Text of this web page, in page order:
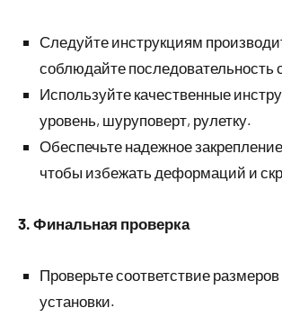
Следуйте инструкциям
соблюдайте последовательность
Используйте качественные
уровень, шуруповерт, рулетку.
Обеспечьте надежное
чтобы избежать деформаций и
3. Финальная проверка
Проверьте соответствие
установки.